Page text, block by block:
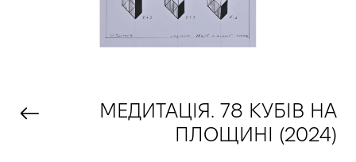
МЕДИТАЦІЯ. 78 КУБІВ НА
ПЛОЩИНІ (2024)